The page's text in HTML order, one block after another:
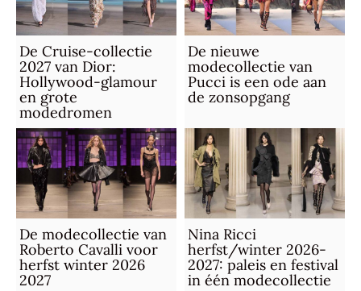
De Cruise-collectie
2027 van Dior:
Hollywood-glamour
en grote
modedromen
De nieuwe
modecollectie van
Pucci is een ode aan
de zonsopgang
De modecollectie van
Roberto Cavalli voor
herfst winter 2026
2027
Nina Ricci
herfst/winter 2026-
2027: paleis en festival
in één modecollectie